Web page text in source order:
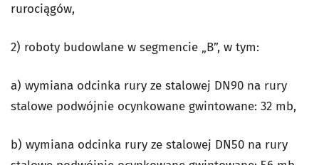
rurociągów,
2) roboty budowlane w segmencie „B”, w tym:
a) wymiana odcinka rury ze stalowej DN90 na rury
stalowe podwójnie ocynkowane gwintowane: 32 mb,
b) wymiana odcinka rury ze stalowej DN50 na rury